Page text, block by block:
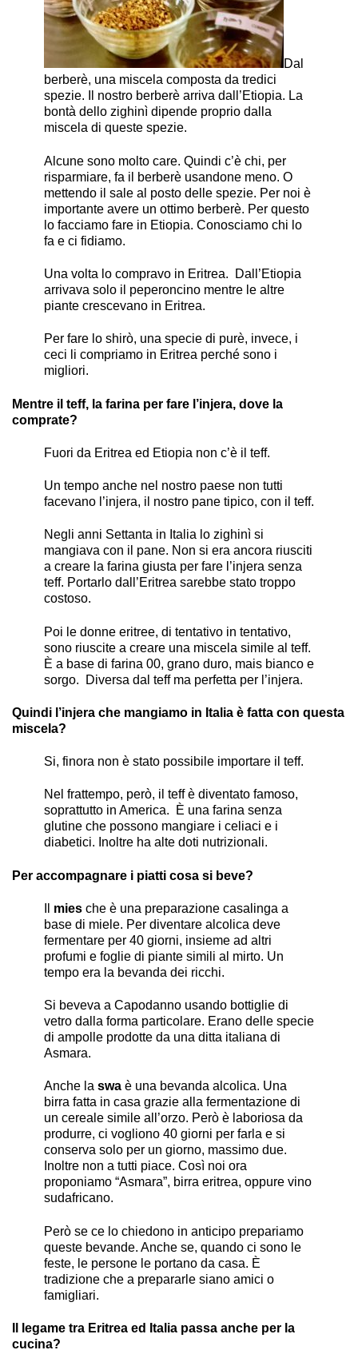
Dal
berberè, una miscela composta da tredici
spezie. Il nostro berberè arriva dall’Etiopia. La
bontà dello zighinì dipende proprio dalla
miscela di queste spezie.
Alcune sono molto care. Quindi c’è chi, per
risparmiare, fa il berberè usandone meno. O
mettendo il sale al posto delle spezie. Per noi è
importante avere un ottimo berberè. Per questo
lo facciamo fare in Etiopia. Conosciamo chi lo
fa e ci fidiamo.
Una volta lo compravo in Eritrea. Dall’Etiopia
arrivava solo il peperoncino mentre le altre
piante crescevano in Eritrea.
Per fare lo shirò, una specie di purè, invece, i
ceci li compriamo in Eritrea perché sono i
migliori.
Mentre il teff, la farina per fare l’injera, dove la
comprate?
Fuori da Eritrea ed Etiopia non c’è il teff.
Un tempo anche nel nostro paese non tutti
facevano l’injera, il nostro pane tipico, con il teff.
Negli anni Settanta in Italia lo zighinì si
mangiava con il pane. Non si era ancora riusciti
a creare la farina giusta per fare l’injera senza
teff. Portarlo dall’Eritrea sarebbe stato troppo
costoso.
Poi le donne eritree, di tentativo in tentativo,
sono riuscite a creare una miscela simile al teff.
È a base di farina 00, grano duro, mais bianco e
sorgo. Diversa dal teff ma perfetta per l’injera.
Quindi l’injera che mangiamo in Italia è fatta con questa
miscela?
Si, finora non è stato possibile importare il teff.
Nel frattempo, però, il teff è diventato famoso,
soprattutto in America. È una farina senza
glutine che possono mangiare i celiaci e i
diabetici. Inoltre ha alte doti nutrizionali.
Per accompagnare i piatti cosa si beve?
mies che è una preparazione casalinga a
base di miele. Per diventare alcolica deve
fermentare per 40 giorni, insieme ad altri
profumi e foglie di piante simili al mirto. Un
tempo era la bevanda dei ricchi.
Si beveva a Capodanno usando bottiglie di
vetro dalla forma particolare. Erano delle specie
di ampolle prodotte da una ditta italiana di
Asmara.
Anche la swa è una bevanda alcolica. Una
birra fatta in casa grazie alla fermentazione di
un cereale simile all’orzo. Però è laboriosa da
produrre, ci vogliono 40 giorni per farla e si
conserva solo per un giorno, massimo due.
Inoltre non a tutti piace. Così noi ora
proponiamo “Asmara”, birra eritrea, oppure vino
sudafricano.
Però se ce lo chiedono in anticipo prepariamo
queste bevande. Anche se, quando ci sono le
feste, le persone le portano da casa. È
tradizione che a prepararle siano amici o
famigliari.
Il legame tra Eritrea ed Italia passa anche per la
cucina?